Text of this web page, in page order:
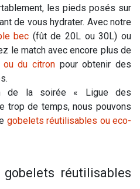
les pieds posés sur
de vous hydrater. Avec notre
bec (fût de 20L ou 30L) ou
le match avec encore plus de
ou du citronpour obtenir des
de la soirée « Ligue des
trop de temps, nous pouvons
gobelets réutilisables ou eco-
réutilisables